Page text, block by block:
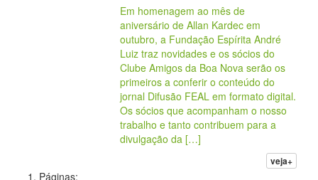
Em homenagem ao mês de
aniversário de Allan Kardec em
outubro, a Fundação Espírita André
Luiz traz novidades e os sócios do
Clube Amigos da Boa Nova serão os
primeiros a conferir o conteúdo do
jornal Difusão FEAL em formato digital.
Os sócios que acompanham o nosso
trabalho e tanto contribuem para a
divulgação da […]
veja+
Páginas: